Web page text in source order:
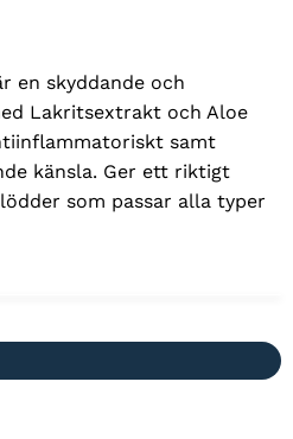
en skyddande och
Lakritsextrakt och Aloe
samt
känsla. Ger ett riktigt
som passar alla typer